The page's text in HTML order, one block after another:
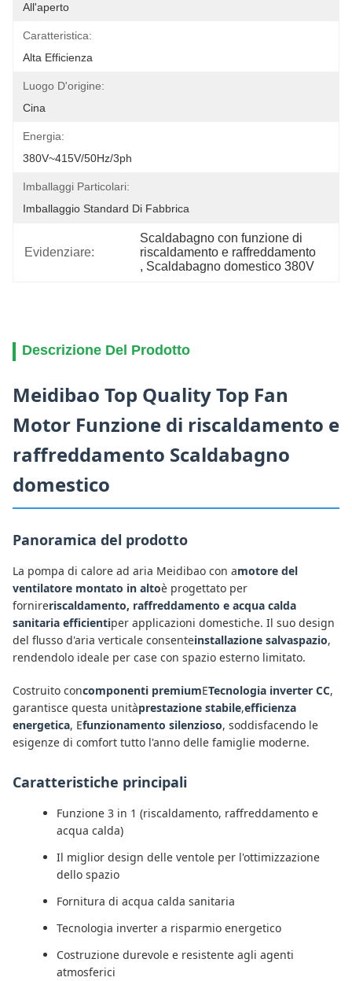
All'aperto
Caratteristica:
Alta Efficienza
Luogo D'origine:
Cina
Energia:
380V~415V/50Hz/3ph
Imballaggi Particolari:
Imballaggio Standard Di Fabbrica
Evidenziare:
Scaldabagno con funzione di
riscaldamento e raffreddamento
, Scaldabagno domestico 380V
Descrizione Del Prodotto
Meidibao Top Quality Top Fan
Motor Funzione di riscaldamento e
raffreddamento Scaldabagno
domestico
Panoramica del prodotto
La pompa di calore ad aria Meidibao con amotore del
ventilatore montato in altoè progettato per
fornireriscaldamento, raffreddamento e acqua calda
sanitaria efficientiper applicazioni domestiche. Il suo design
del flusso d'aria verticale consenteinstallazione salvaspazio,
rendendolo ideale per case con spazio esterno limitato.
Costruito concomponenti premiumETecnologia inverter CC,
garantisce questa unitàprestazione stabile,efficienza
energetica, Efunzionamento silenzioso, soddisfacendo le
esigenze di comfort tutto l'anno delle famiglie moderne.
Caratteristiche principali
Funzione 3 in 1 (riscaldamento, raffreddamento e
acqua calda)
Il miglior design delle ventole per l'ottimizzazione
dello spazio
Fornitura di acqua calda sanitaria
Tecnologia inverter a risparmio energetico
Costruzione durevole e resistente agli agenti
atmosferici